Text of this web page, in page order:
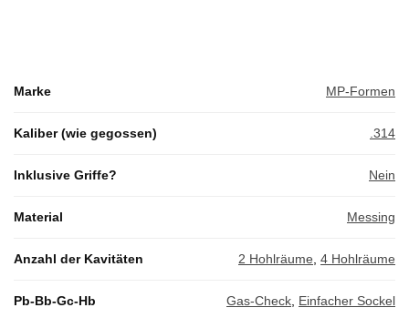
Marke MP-Formen
Kaliber (wie gegossen) .314
Inklusive Griffe? Nein
Material Messing
Anzahl der Kavitäten 2 Hohlräume 4 Hohlräume
Pb-Bb-Gc-Hb Gas-Check Einfacher Sockel